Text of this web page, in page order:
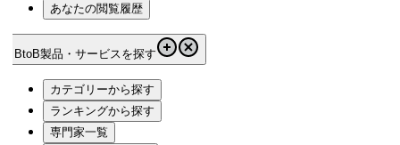
あなたの閲覧履歴
BtoB製品・サービスを探す
カテゴリーから探す
ランキングから探す
専門家一覧